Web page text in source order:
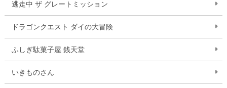
逃走中 ザ グレートミッション
ドラゴンクエスト ダイの大冒険
ふしぎ駄菓子屋 銭天堂
いきものさん